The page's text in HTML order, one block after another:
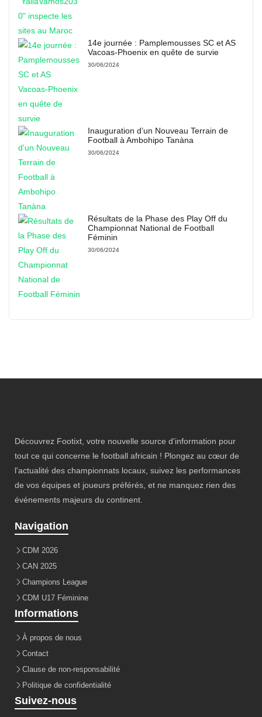
14e journée : Pamplemousses SC et AS
Vacoas-Phoenix en quête de survie
30/06/2024
Inauguration d’un Nouveau Terrain de
Football à Ambohipo Tanàna
30/06/2024
Résultats de la Phase des Play Off du
Championnat National de Football
Féminin
30/06/2024
Découvrez Footixt, votre nouvelle source d'information pour
tout ce qui concerne le football africain ! Plongez au cœur de
l'actualité des championnats locaux, suivez les performances
de vos équipes et joueurs préférés, et ne manquez rien des
événements majeurs du continent.
Navigation
CDM 2026
CAN 2025
Champions League
CDM U17 Féminine
Informations
À propos de nous
Contact
Clause de non-responsabilité
Politique de confidentialité
Suivez-nous